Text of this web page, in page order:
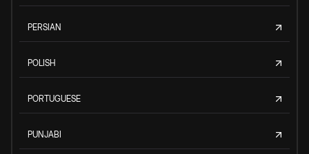
PERSIAN
POLISH
PORTUGUESE
PUNJABI